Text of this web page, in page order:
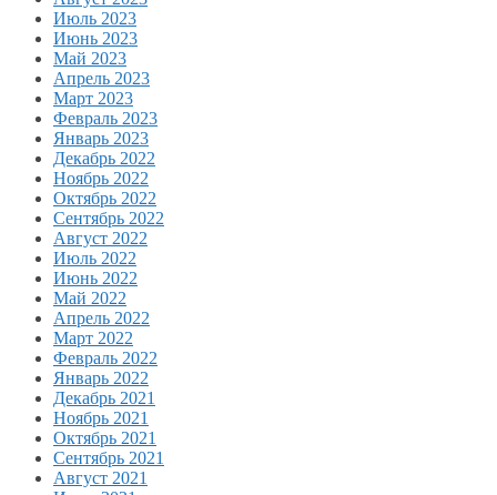
Июль 2023
Июнь 2023
Май 2023
Апрель 2023
Март 2023
Февраль 2023
Январь 2023
Декабрь 2022
Ноябрь 2022
Октябрь 2022
Сентябрь 2022
Август 2022
Июль 2022
Июнь 2022
Май 2022
Апрель 2022
Март 2022
Февраль 2022
Январь 2022
Декабрь 2021
Ноябрь 2021
Октябрь 2021
Сентябрь 2021
Август 2021